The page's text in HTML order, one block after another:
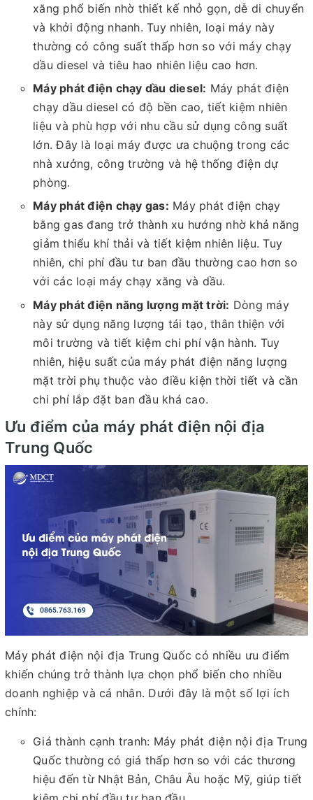
xăng phổ biến nhờ thiết kế nhỏ gọn, dễ di chuyển
và khởi động nhanh. Tuy nhiên, loại máy này
thường có công suất thấp hơn so với máy chạy
dầu diesel và tiêu hao nhiên liệu cao hơn.
Máy phát điện chạy dầu diesel: Máy phát điện
chạy dầu diesel có độ bền cao, tiết kiệm nhiên
liệu và phù hợp với nhu cầu sử dụng công suất
lớn. Đây là loại máy được ưa chuộng trong các
nhà xưởng, công trường và hệ thống điện dự
phòng.
Máy phát điện chạy gas: Máy phát điện chạy
bằng gas đang trở thành xu hướng nhờ khả năng
giảm thiểu khí thải và tiết kiệm nhiên liệu. Tuy
nhiên, chi phí đầu tư ban đầu thường cao hơn so
với các loại máy chạy xăng và dầu.
Máy phát điện năng lượng mặt trời: Dòng máy
này sử dụng năng lượng tái tạo, thân thiện với
môi trường và tiết kiệm chi phí vận hành. Tuy
nhiên, hiệu suất của máy phát điện năng lượng
mặt trời phụ thuộc vào điều kiện thời tiết và cần
chi phí lắp đặt ban đầu khá cao.
Ưu điểm của máy phát điện nội địa
Trung Quốc
Máy phát điện nội địa Trung Quốc có nhiều ưu điểm
khiến chúng trở thành lựa chọn phổ biến cho nhiều
doanh nghiệp và cá nhân. Dưới đây là một số lợi ích
chính:
Giá thành cạnh tranh: Máy phát điện nội địa Trung
Quốc thường có giá thấp hơn so với các thương
hiệu đến từ Nhật Bản, Châu Âu hoặc Mỹ, giúp tiết